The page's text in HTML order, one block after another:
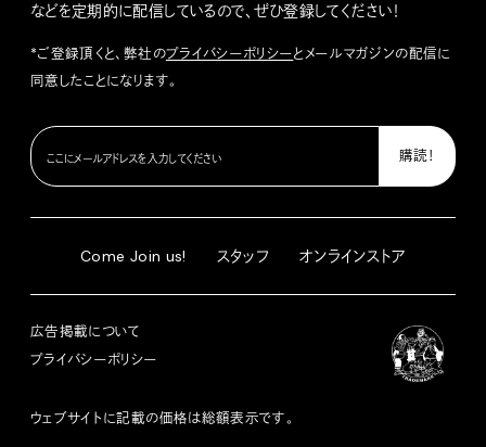
などを定期的に配信しているので、ぜひ登録してください！
*ご登録頂くと、弊社のプライバシーポリシーとメールマガジンの配信に
同意したことになります。
Come Join us! スタッフ オンラインストア
広告掲載について
プライバシーポリシー
ウェブサイトに記載の価格は総額表示です。